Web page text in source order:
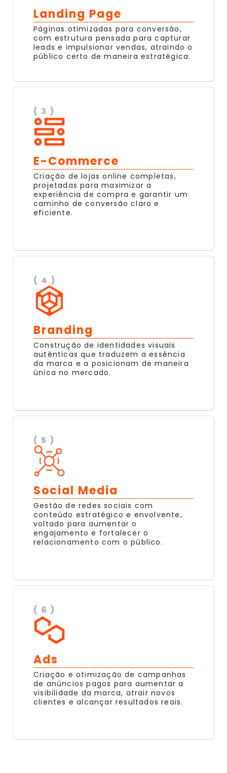
Landing Page
Páginas otimizadas para conversão,
com estrutura pensada para capturar
leads e impulsionar vendas, atraindo o
público certo de maneira estratégica.
( 3 )
E-Commerce
Criação de lojas online completas,
projetadas para maximizar a
experiência de compra e garantir um
caminho de conversão claro e
eficiente.
( 4 )
Branding
Construção de identidades visuais
autênticas que traduzem a essência
da marca e a posicionam de maneira
única no mercado.
( 5 )
Social Media
Gestão de redes sociais com
conteúdo estratégico e envolvente,
voltado para aumentar o
engajamento e fortalecer o
relacionamento com o público.
( 6 )
Ads
Criação e otimização de campanhas
de anúncios pagos para aumentar a
visibilidade da marca, atrair novos
clientes e alcançar resultados reais.